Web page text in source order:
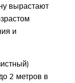
вырастают
и
2 метров в